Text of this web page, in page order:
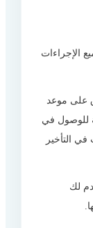
الإجراءات
على موعد
للوصول في
التأخير
لك